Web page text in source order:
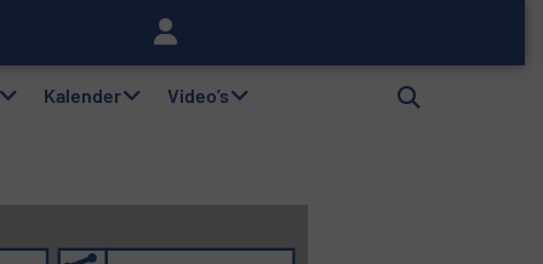
Kalender Video’s